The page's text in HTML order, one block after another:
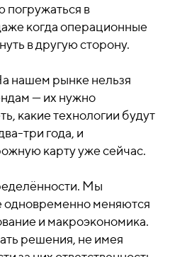
в
когда операционные
в другую сторону.
нашем рынке нельзя
— их нужно
какие технологии будут
три года, и
карту уже сейчас.
Мы
одновременно меняются
и макроэкономика.
решения, не имея